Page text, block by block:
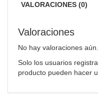
VALORACIONES (0)
Valoraciones
No hay valoraciones aún.
Solo los usuarios
producto pueden hacer